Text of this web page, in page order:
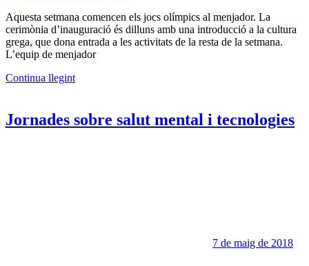
Aquesta setmana comencen els jocs olímpics al menjador. La
cerimònia d’inauguració és dilluns amb una introducció a la cultura
grega, que dona entrada a les activitats de la resta de la setmana.
L’equip de menjador
Continua llegint
Jornades sobre salut mental i tecnologies
7 de maig de 2018